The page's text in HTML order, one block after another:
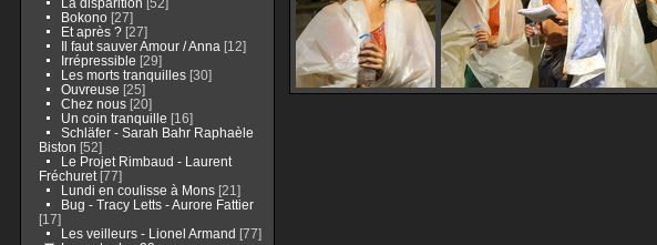
Bokono[27]
Et après ?[27]
Il faut sauver Amour / Anna [12]
Irrépressible [29]
Les morts tranquilles[30]
Ouvreuse [25]
Chez nous[20]
Un coin tranquille [16]
Schläfer - Sarah Bahr Raphaèle
Biston [52]
Le Projet Rimbaud - Laurent
Fréchuret[77]
Lundi en coulisse à Mons[21]
Bug - Tracy Letts - Aurore Fattier
[17]
Les veilleurs - Lionel Armand [77]